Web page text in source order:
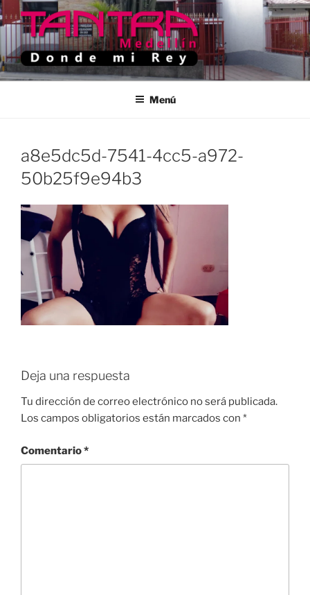
Saltar
al
contenido
TANTRA MEDELLIN
Donde Mi Rey
Menú
a8e5dc5d-7541-4cc5-a972-
50b25f9e94b3
Deja una respuesta
Tu dirección de correo electrónico no será publicada.
Los campos obligatorios están marcados con *
Comentario*